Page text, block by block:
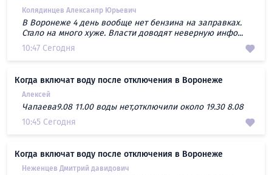
Колядинцев Алексанлр Юрьевич
В Воронеже 4 день вообще нет бензина на заправках.
Стало на много хуже. Власти доводят неверную инфо...
10:47 Сегодня
Когда включат воду после отключения в Воронеже
Алексей
Чапаева9.08 11.00 воды нет,отключили около 19.30 8.08
10:45 Сегодня
Когда включат воду после отключения в Воронеже
Неженцев Дмитрий давидович